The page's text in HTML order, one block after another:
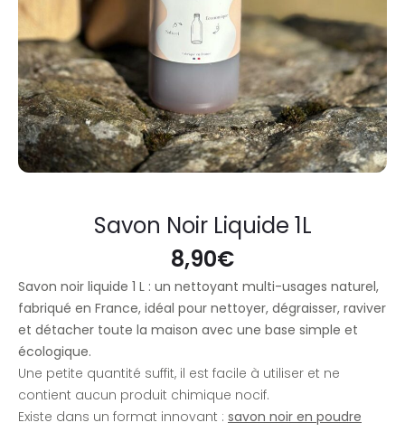
Savon Noir Liquide 1L
8,90€
Savon noir liquide 1 L : un nettoyant multi-usages naturel,
fabriqué en France, idéal pour nettoyer, dégraisser, raviver
et détacher toute la maison avec une base simple et
écologique.
Une petite quantité suffit, il est facile à utiliser et ne
contient aucun produit chimique nocif.
Existe dans un format innovant : savon noir en poudre